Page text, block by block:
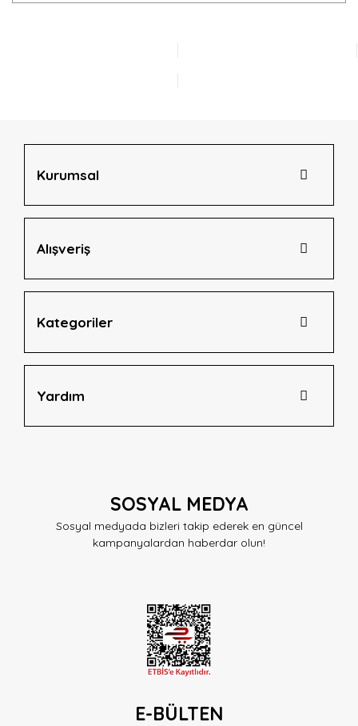
Kurumsal
Alışveriş
Kategoriler
Yardım
SOSYAL MEDYA
Sosyal medyada bizleri takip ederek en güncel
kampanyalardan haberdar olun!
E-BÜLTEN